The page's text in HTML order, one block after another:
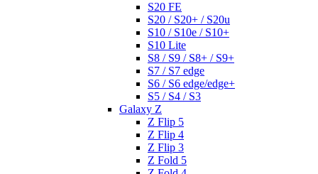
S20 FE
S20 / S20+ / S20u
S10 / S10e / S10+
S10 Lite
S8 / S9 / S8+ / S9+
S7 / S7 edge
S6 / S6 edge/edge+
S5 / S4 / S3
Galaxy Z
Z Flip 5
Z Flip 4
Z Flip 3
Z Fold 5